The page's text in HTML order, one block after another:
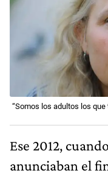
“Somos los adultos los
Ese 2012,
anunciaban el